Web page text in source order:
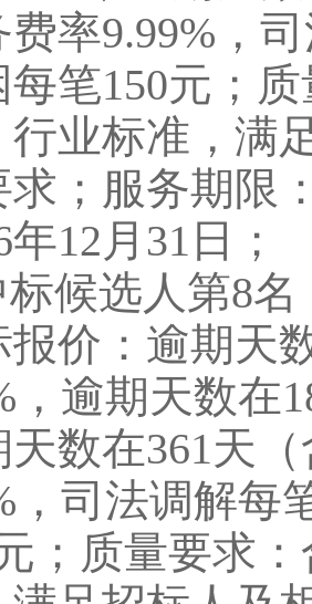
费率9.99% ，
每笔150元 ；
行业标准，满
求；服务期限
年12月 31 日
；
标候选人第8名
报价：逾期天
， 逾期天数在
天数在361天（
， 司法调解每
； 质量要求